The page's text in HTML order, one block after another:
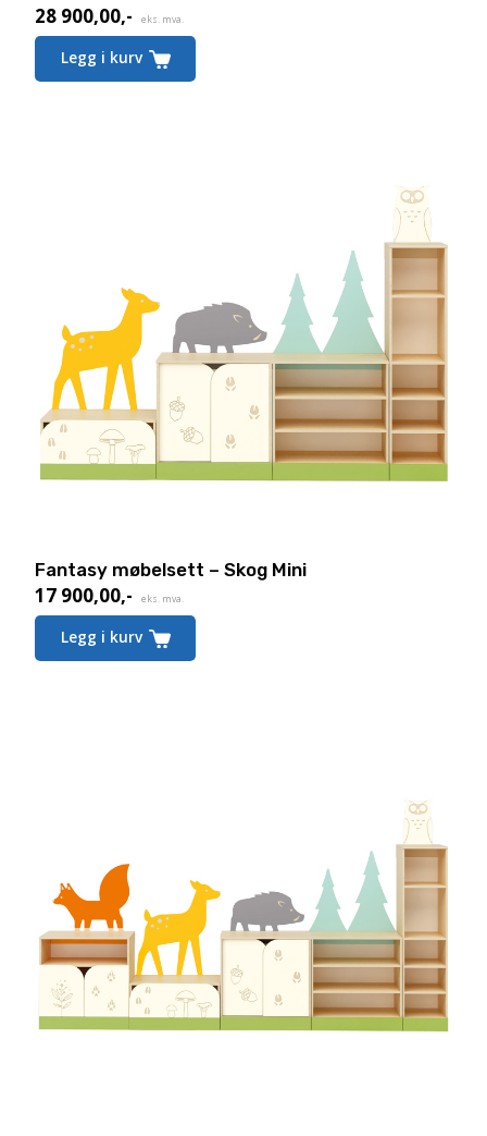
28 900,00,- eks. mva.
Legg i kurv
Fantasy møbelsett – Skog Mini
17 900,00,- eks. mva.
Legg i kurv